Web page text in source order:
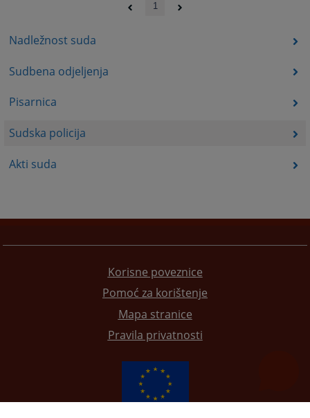
Nadležnost suda
Sudbena odjeljenja
Pisarnica
Sudska policija
Akti suda
1
Korisne poveznice
Pomoć za korištenje
Mapa stranice
Pravila privatnosti